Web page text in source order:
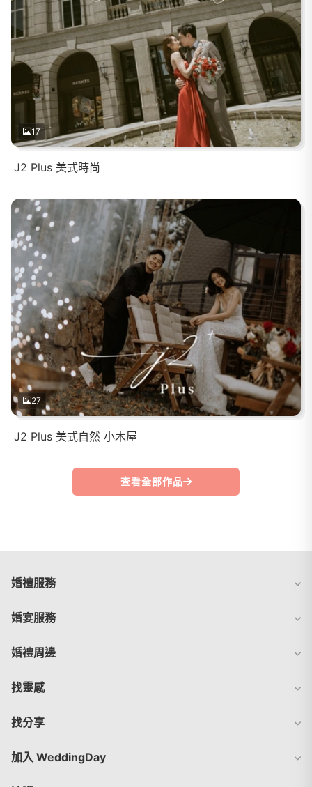
17
J2 Plus 美式時尚
27
J2 Plus 美式自然 小木屋
查看全部作品
婚禮服務
婚宴服務
婚禮周邊
找靈感
找分享
加入 WeddingDay